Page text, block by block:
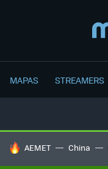
MAPAS STREAMERS
HOY SE HABLA DE
AEMET China